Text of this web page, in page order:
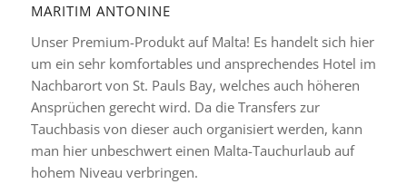
MARITIM ANTONINE
Unser Premium-Produkt auf Malta! Es handelt sich hier
um ein sehr komfortables und ansprechendes Hotel im
Nachbarort von St. Pauls Bay, welches auch höheren
Ansprüchen gerecht wird. Da die Transfers zur
Tauchbasis von dieser auch organisiert werden, kann
man hier unbeschwert einen Malta-Tauchurlaub auf
hohem Niveau verbringen.